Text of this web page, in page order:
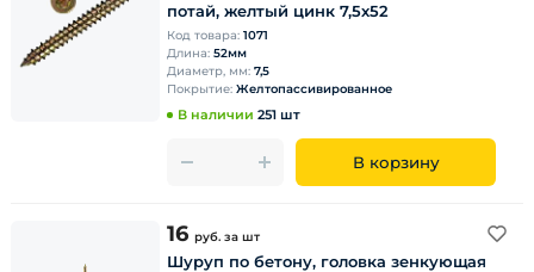
потай, желтый цинк 7,5х52
Код товара: 1071
Длина: 52мм
Диаметр, мм: 7,5
Покрытие: Желтопассивированное
В наличии 251 шт
В корзину
16 руб. за шт
Шуруп по бетону, головка зенкующая